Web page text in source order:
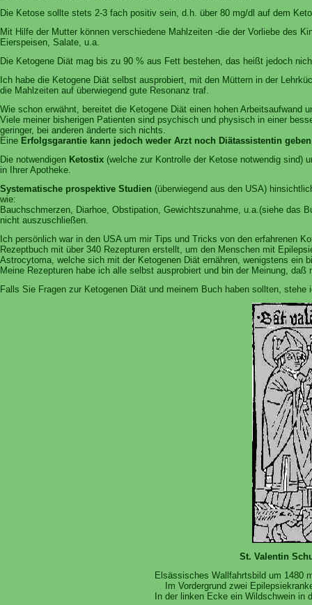
Die Ketose sollte stets 2-3 fach positiv sein, d.h. über 80 mg/dl auf dem
Mit Hilfe der Mutter können verschiedene Mahlzeiten -die der Vorliebe des
Eierspeisen, Salate, u.a.
Die Ketogene Diät mag bis zu 90 % aus Fett bestehen, das heißt jedoch
Ich habe die Ketogene Diät selbst ausprobiert, mit den Müttern in der
die Mahlzeiten auf überwiegend gute Resonanz traf.
Wie schon erwähnt, bereitet die Ketogene Diät einen hohen
Viele meiner bisherigen Patienten sind psychisch und physisch in einer
geringer, bei anderen änderte sich nichts.
Eine Erfolgsgarantie kann jedoch weder Arzt noch Diätassistentin
Die notwendigen Ketostix (welche zur Kontrolle der Ketose notwendig sind)
in Ihrer Apotheke.
Systematische prospektive Studien (überwiegend aus den USA)
wie:
Bauchschmerzen, Diarhoe, Obstipation, Gewichtszunahme, u.a.(siehe das
nicht auszuschließen.
Ich persönlich war in den USA um mir Tips und Tricks von den erfahrenen
Rezeptbuch mit über 340 Rezepturen erstellt, um den Menschen mit
Astrocytoma, welche sich mit der Ketogenen Diät ernähren, wenigstens ein
Meine Rezepturen habe ich alle selbst ausprobiert und bin der Meinung,
Falls Sie Fragen zur Ketogenen Diät und meinem Buch haben sollten, stehe
St. Valentin
Elsässisches Wallfahrtsbild um 1480
Im Vordergrund zwei
In der linken Ecke ein Wildschwein in